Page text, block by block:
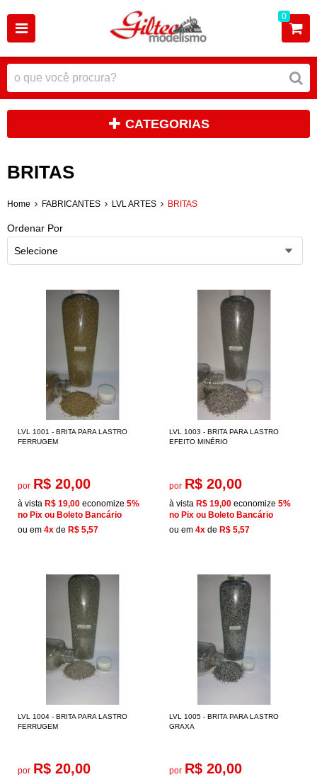
0
CATEGORIAS
BRITAS
Home FABRICANTES LVL ARTES BRITAS
Ordenar Por
Selecione
LVL 1001 - BRITA PARA LASTRO
FERRUGEM
por R$ 20,00
à vista R$ 19,00 economize 5%
no Pix ou Boleto Bancário
ou em 4x de R$ 5,57
LVL 1003 - BRITA PARA LASTRO
EFEITO MINÉRIO
por R$ 20,00
à vista R$ 19,00 economize 5%
no Pix ou Boleto Bancário
ou em 4x de R$ 5,57
LVL 1004 - BRITA PARA LASTRO
FERRUGEM
por R$ 20,00
LVL 1005 - BRITA PARA LASTRO
GRAXA
por R$ 20,00